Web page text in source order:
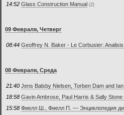
14:52 Glass Construction Manual (2)
09 Февраля, Четверг
08:44 Geoffrey N. Baker - Le Corbusier:
08 Февраля, Среда
21:40 Jens Balsby Nielsen, Torben Dam and
18:58 Gavin Ambrose, Paul Harris & Sally
15:58 Фиелл Ш., Фиелл П. — Энциклопедия